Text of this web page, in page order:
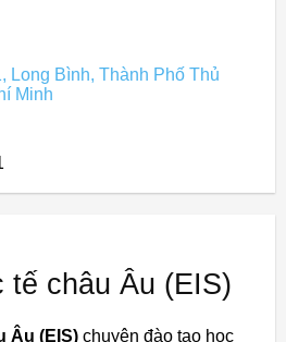
Long Bình, Thành Phố Thủ
Minh
châu Âu (EIS)
Âu (EIS) chuyên đào tạo học